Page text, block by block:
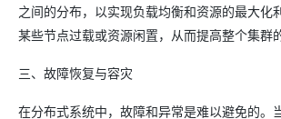
之间的分布，以实现负载均衡和资源的最大化
某些节点过载或资源闲置，从而提高整个集群
三、故障恢复与容灾
在分布式系统中，故障和异常是难以避免的。